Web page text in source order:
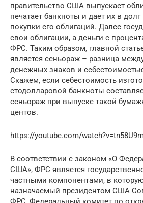
правительство США выпускает
печатает банкноты и дает их в долг
покупки его облигаций. Далее
свои облигации, а деньги с
ФРС. Таким образом, главной
является сеньораж – разница
денежных знаков и
Скажем, если себестоимость
стодолларовой банкноты
сеньораж при выпуске такой
центов.
https://youtube.com/
В соответствии с законом «О
США», ФРС является
частными компонентами, в
назначаемый президентом США